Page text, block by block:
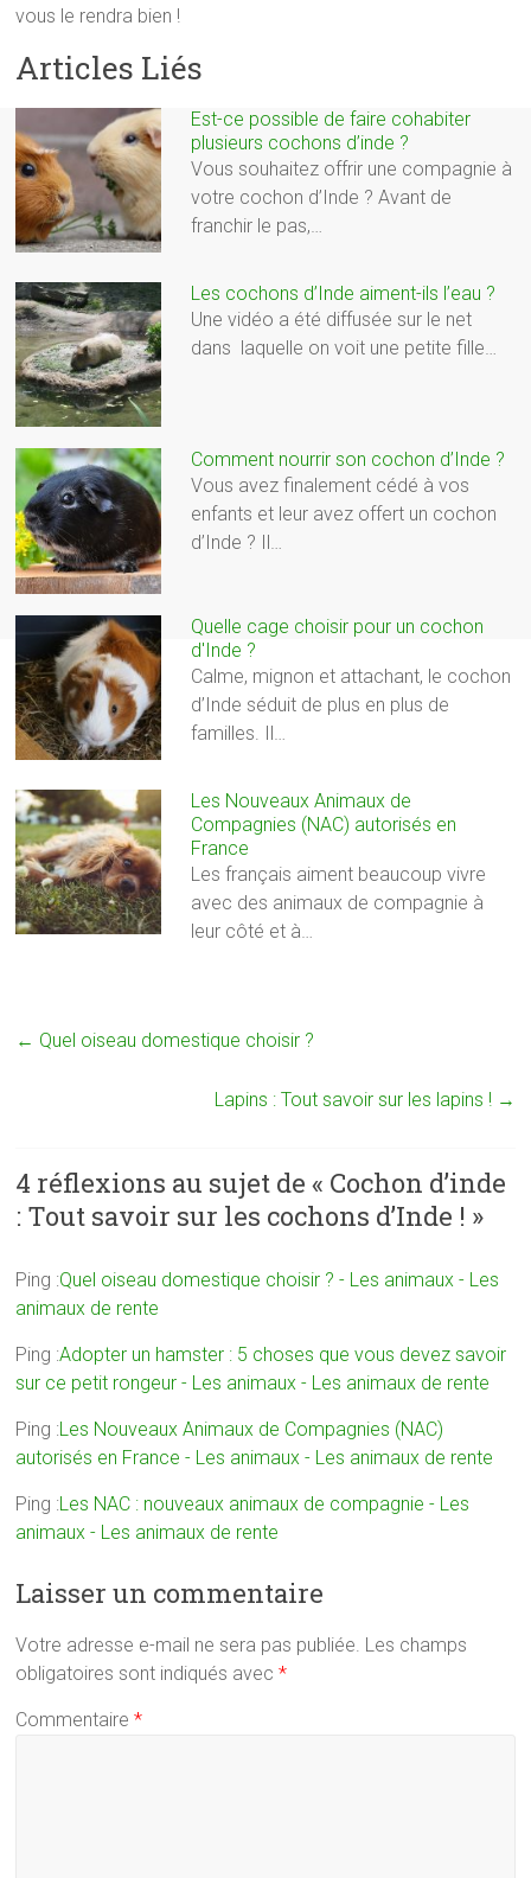
vous le rendra bien !
Articles Liés
Est-ce possible de faire cohabiter
plusieurs cochons d’inde ?
Vous souhaitez offrir une compagnie à
votre cochon d’Inde ? Avant de
franchir le pas,…
Les cochons d’Inde aiment-ils l’eau ?
Une vidéo a été diffusée sur le net
dans laquelle on voit une petite fille…
Comment nourrir son cochon d’Inde ?
Vous avez finalement cédé à vos
enfants et leur avez offert un cochon
d’Inde ? Il…
Quelle cage choisir pour un cochon
d'Inde ?
Calme, mignon et attachant, le cochon
d’Inde séduit de plus en plus de
familles. Il…
Les Nouveaux Animaux de
Compagnies (NAC) autorisés en
France
Les français aiment beaucoup vivre
avec des animaux de compagnie à
leur côté et à…
← Quel oiseau domestique choisir ?
Lapins : Tout savoir sur les lapins ! →
4 réflexions au sujet de « Cochon d’inde
: Tout savoir sur les cochons d’Inde ! »
Ping :Quel oiseau domestique choisir ? - Les animaux - Les
animaux de rente
Ping :Adopter un hamster : 5 choses que vous devez savoir
sur ce petit rongeur - Les animaux - Les animaux de rente
Ping :Les Nouveaux Animaux de Compagnies (NAC)
autorisés en France - Les animaux - Les animaux de rente
Ping :Les NAC : nouveaux animaux de compagnie - Les
animaux - Les animaux de rente
Laisser un commentaire
Votre adresse e-mail ne sera pas publiée. Les champs
obligatoires sont indiqués avec*
Commentaire*